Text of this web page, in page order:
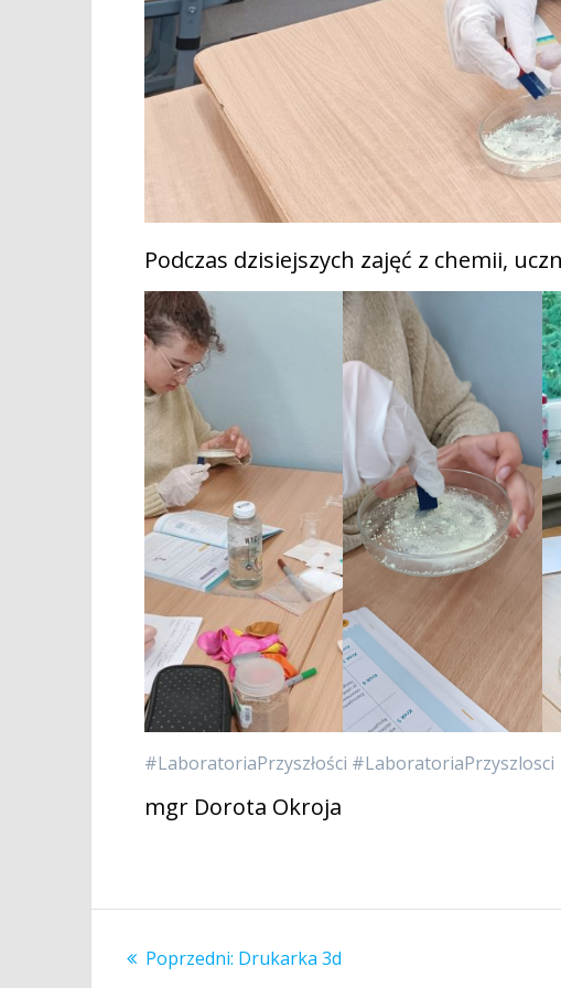
Podczas dzisiejszych zajęć z chemii,
#LaboratoriaPrzyszłości #LaboratoriaPrzyszlosci
mgr Dorota Okroja
Poprzedni: Poprzedni
Drukarka 3d